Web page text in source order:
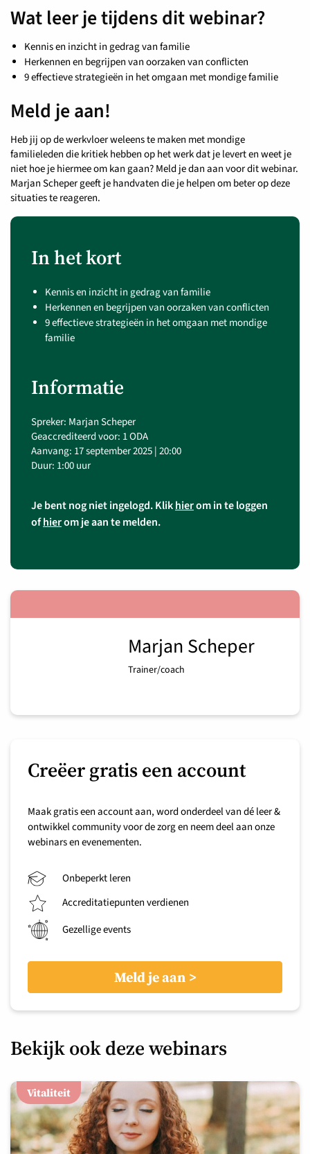
Wat leer je tijdens dit webinar?
Kennis en inzicht in gedrag van familie
Herkennen en begrijpen van oorzaken van conflicten
9 effectieve strategieën in het omgaan met mondige familie
Meld je aan!
Heb jij op de werkvloer weleens te maken met mondige
familieleden die kritiek hebben op het werk dat je levert en weet je
niet hoe je hiermee om kan gaan? Meld je dan aan voor dit webinar.
Marjan Scheper geeft je handvaten die je helpen om beter op deze
situaties te reageren.
In het kort
Kennis en inzicht in gedrag van familie
Herkennen en begrijpen van oorzaken van conflicten
9 effectieve strategieën in het omgaan met mondige
familie
Informatie
Spreker: Marjan Scheper
Geaccrediteerd voor: 1 ODA
Aanvang: 17 september 2025 | 20:00
Duur: 1:00 uur
Je bent nog niet ingelogd. Klikhierom in te loggen
ofhierom je aan te melden.
Marjan Scheper
Trainer/coach
Creëer gratis een account
Maak gratis een account aan, word onderdeel van dé leer &
ontwikkel community voor de zorg en neem deel aan onze
webinars en evenementen.
Onbeperkt leren
Accreditatiepunten verdienen
Gezellige events
Meld je aan
Bekijk ook deze webinars
Vitaliteit